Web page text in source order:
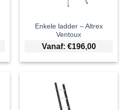
Enkele ladder – Altrex
Ventoux
Vanaf: €196,00